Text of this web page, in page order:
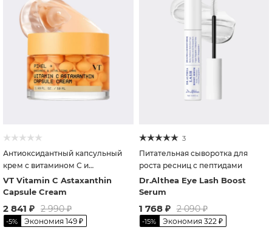
Антиоксидантный капсульный
крем с витамином С и
астаксантином
VT Vitamin C Astaxanthin
Capsule Cream
2 841 ₽ 2 990₽
-5% Экономия 149 ₽
3
Питательная сыворотка для
роста ресниц с пептидами
Dr.Althea Eye Lash Boost
Serum
1 768₽ 2 090₽
-15% Экономия 322 ₽